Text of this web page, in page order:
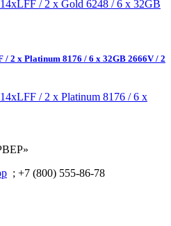
2 x Platinum 8176 / 6 x 32GB 2666V / 2
; +7 (800) 555-86-78